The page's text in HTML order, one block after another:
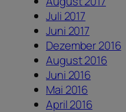
Juli 2017
Juni 2017
Dezember 2016
August 2016
Juni 2016
Mai 2016
April 2016